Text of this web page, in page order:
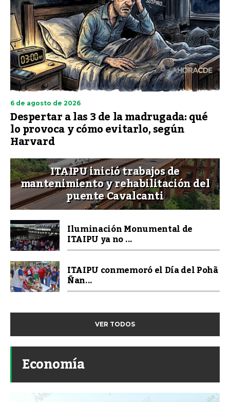
6 de agosto de 2026
Despertar a las 3 de la madrugada: qué
lo provoca y cómo evitarlo, según
Harvard
ITAIPU inició trabajos de
mantenimiento y rehabilitación del
puente Cavalcanti
Iluminación Monumental de
ITAIPU ya no ...
ITAIPU conmemoró el Día del Pohã
Ñan...
VER TODOS
Economía